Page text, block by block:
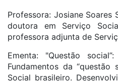
Professora: Josiane Soares
doutora em Serviço
professora adjunta de
Ementa: "Questão
Fundamentos da “questão
Social brasileiro.